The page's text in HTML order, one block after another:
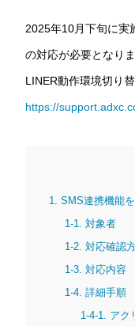
2025年10月下旬に実
の対応が必要となりま
LINER動作環境切り
https://
1. SMS連携機能
1-1. 対象者
1-2. 対応確認
1-3. 対応内容
1-4. 詳細手順
1-4-1. アク